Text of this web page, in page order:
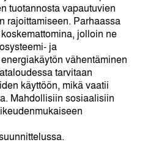
tuotannosta vapautuvien
rajoittamiseen. Parhaassa
jolloin ne
ja
vähentäminen
tarvitaan
käyttöön, mikä vaatii
Mahdollisiin sosiaalisiin